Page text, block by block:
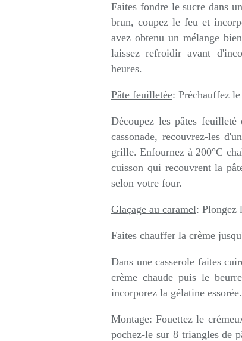
Faites fondre le sucre dans
brun, coupez le feu et
avez obtenu un mélange
laissez refroidir avant
heures.
Pâte feuilletée: Préchauffez
Découpez les pâtes feuilleté
cassonade, recouvrez-les
grille. Enfournez à 200°C
cuisson qui recouvrent la
selon votre four.
Glaçage au caramel: Plongez
Faites chauffer la crème
Dans une casserole faites
crème chaude puis le
incorporez la gélatine
Montage: Fouettez le
pochez-le sur 8 triangles de